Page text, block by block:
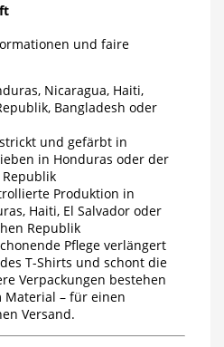
und faire
Nicaragua, Haiti,
Bangladesh oder
und gefärbt in
in Honduras oder der
Produktion in
Haiti, El Salvador oder
Republik
Pflege verlängert
T-Shirts und schont die
Verpackungen bestehen
Material – für einen
Versand.